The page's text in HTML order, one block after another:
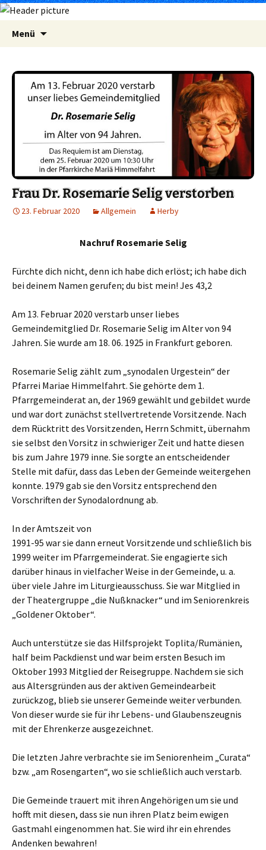
Menü
Frau Dr. Rosemarie Selig verstorben
23. Februar 2020 Allgemein Herby
Nachruf Rosemarie Selig
Fürchte dich nicht, denn ich habe dich erlöst; ich habe dich
bei deinem Namen gerufen; du bist mein! Jes 43,2
Am 13. Februar 2020 verstarb unser liebes
Gemeindemitglied Dr. Rosemarie Selig im Alter von 94
Jahren. Sie wurde am 18. 06. 1925 in Frankfurt geboren.
Rosemarie Selig zählt zum „synodalen Urgestein“ der
Pfarrei Mariae Himmelfahrt. Sie gehörte dem 1.
Pfarrgemeinderat an, der 1969 gewählt und gebildet wurde
und war dort zunächst stellvertretende Vorsitzende. Nach
dem Rücktritt des Vorsitzenden, Herrn Schmitt, übernahm
sie selbst den Vorsitz in schwieriger Zeit und hatte diesen
bis zum Jahre 1979 inne. Sie sorgte an entscheidender
Stelle mit dafür, dass das Leben der Gemeinde weitergehen
konnte. 1979 gab sie den Vorsitz entsprechend den
Vorschriften der Synodalordnung ab.
In der Amtszeit von
1991-95 war sie dann erneut Vorsitzende und schließlich bis
1999 weiter im Pfarrgemeinderat. Sie engagierte sich
darüber hinaus in vielfacher Weise in der Gemeinde, u. a.
über viele Jahre im Liturgieausschuss. Sie war Mitglied in
der Theatergruppe „die Nußknacker“ und im Seniorenkreis
„Goldener Oktober“.
Auch unterstütze sie das Hilfsprojekt Toplita/Rumänien,
half beim Packdienst und war beim ersten Besuch im
Oktober 1993 Mitglied der Reisegruppe. Nachdem sie sich
aus Altersgründen aus der aktiven Gemeindearbeit
zurückzog, blieb sie unserer Gemeinde weiter verbunden.
Von dieser wurde sie für ihr Lebens- und Glaubenszeugnis
mit der Ehrenkerze ausgezeichnet.
Die letzten Jahre verbrachte sie im Seniorenheim „Curata“
bzw. „am Rosengarten“, wo sie schließlich auch verstarb.
Die Gemeinde trauert mit ihren Angehörigen um sie und
hofft mit diesen, dass sie nun ihren Platz beim ewigen
Gastmahl eingenommen hat. Sie wird ihr ein ehrendes
Andenken bewahren!